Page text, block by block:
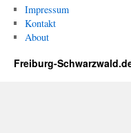
Impressum
Kontakt
About
Freiburg-